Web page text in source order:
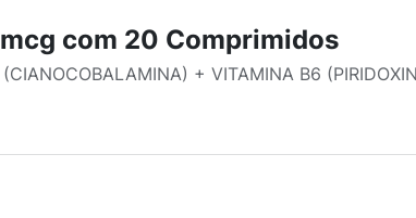
com 20 Comprimidos
+ VITAMINA B6